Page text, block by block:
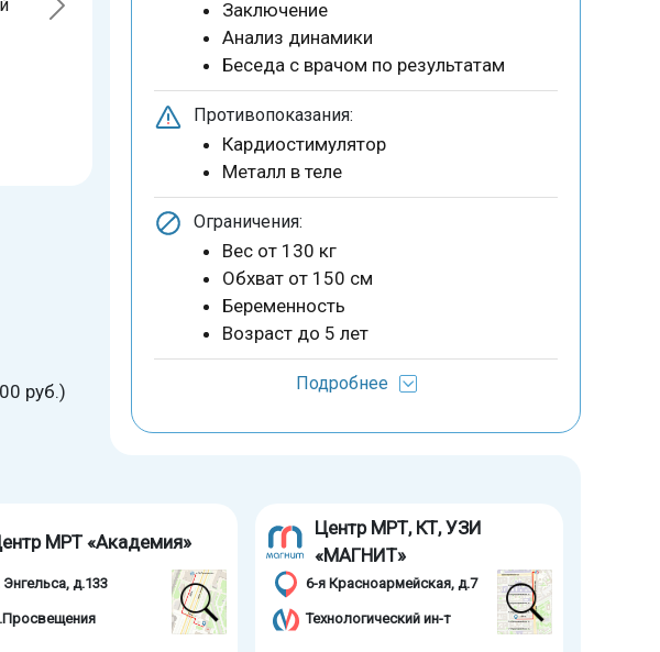
руб.)
Заключение
Анализ динамики
Беседа с врачом по результатам
Противопоказания:
Кардиостимулятор
Металл в теле
Ограничения:
Вес от 130 кг
Обхват от 150 см
Беременность
Возраст до 5 лет
Подробнее
МРТ «Академия»
Энгельса, д.133
Центр МРТ, КТ, УЗИ
«МАГНИТ»
6-я Красноармейская, д.7
Технологический ин-т